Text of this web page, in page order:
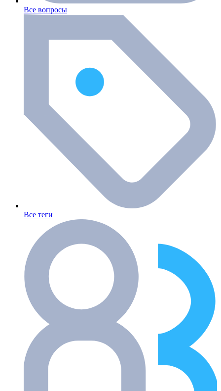
Все вопросы
Все теги